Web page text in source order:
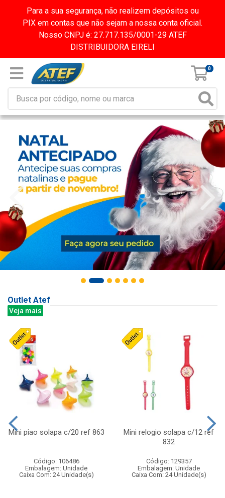
Para a sua segurança, não realizem depósitos ou
PIX em contas que não sejam a nossa conta oficial.
Nosso CNPJ é: 27.717.135/0001-29 ATEF
DISTRIBUIDORA EIRELI
0
Outlet Atef
Veja mais
Mini piao solapa c/20 ref 863
Código: 106486
Embalagem: Unidade
Caixa Com: 24 Unidade(s)
Mini relogio solapa c/12 ref
832
Código: 129357
Embalagem: Unidade
Caixa Com: 24 Unidade(s)